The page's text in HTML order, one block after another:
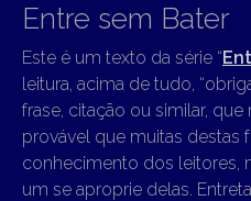
Entre sem Bater
Este é um texto da série “
leitura, acima de tudo,
frase, citação ou similar, que
provável que muitas destas
conhecimento dos leitores,
um se aproprie delas.